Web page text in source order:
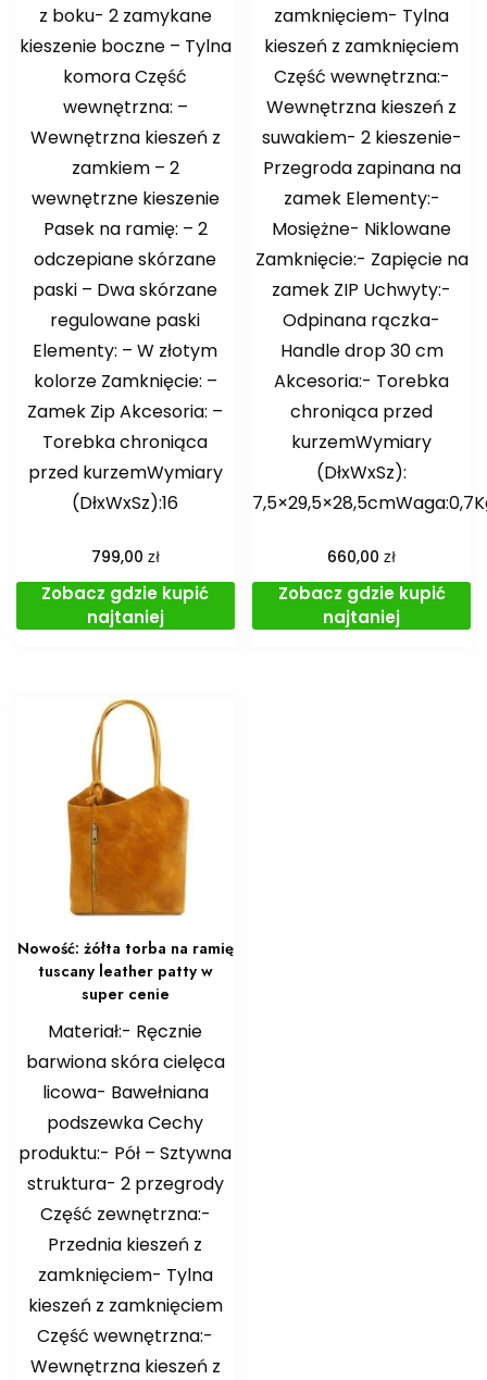
z boku- 2 zamykane
kieszenie boczne – Tylna
komora Część
wewnętrzna: –
Wewnętrzna kieszeń z
zamkiem – 2
wewnętrzne kieszenie
Pasek na ramię: – 2
odczepiane skórzane
paski – Dwa skórzane
regulowane paski
Elementy: – W złotym
kolorze Zamknięcie: –
Zamek Zip Akcesoria: –
Torebka chroniąca
przed kurzemWymiary
(DłxWxSz):16
799,00 zł
Zobacz gdzie kupić
najtaniej
zamknięciem- Tylna
kieszeń z zamknięciem
Część wewnętrzna:-
Wewnętrzna kieszeń z
suwakiem- 2 kieszenie-
Przegroda zapinana na
zamek Elementy:-
Mosiężne- Niklowane
Zamknięcie:- Zapięcie na
zamek ZIP Uchwyty:-
Odpinana rączka-
Handle drop 30 cm
Akcesoria:- Torebka
chroniąca przed
kurzemWymiary
(DłxWxSz):
660,00zł
Zobacz gdzie kupić
najtaniej
Nowość: żółta torba na ramię
tuscany leather patty w
super cenie
Materiał:- Ręcznie
barwiona skóra cielęca
licowa- Bawełniana
podszewka Cechy
produktu:- Pół – Sztywna
struktura- 2 przegrody
Część zewnętrzna:-
Przednia kieszeń z
zamknięciem- Tylna
kieszeń z zamknięciem
Część wewnętrzna:-
Wewnętrzna kieszeń z